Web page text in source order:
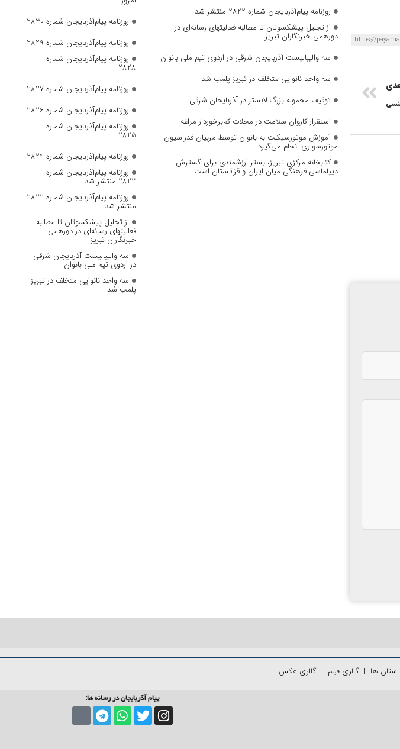
https://
روزنامه پیام‌آذربایجان شماره 2822 منتشر شد
از تجلیل پیشکسوتان تا مطالبه فعالیتهای رسانه‌ای در
دورهمی خبرنگاران تبریز
سه والیبالیست آذربایجان‌ شرقی در اردوی تیم ملی بانوان
سه واحد نانوایی متخلف در تبریز پلمب شد
توقیف محموله بزرگ لابستر در آذربایجان شرقی
استقرار کاروان سلامت در محلات کم‌برخوردار مراغه
آموزش موتورسیکلت به بانوان توسط مربیان فدراسیون
موتورسواری انجام می‌گیرد
کتابخانه مرکزی تبریز، بستر ارزشمندی برای گسترش
دیپلماسی فرهنگی میان ایران و قزاقستان است
روزنامه پیام‌آذربایجان شماره 2830
روزنامه پیام‌آذربایجان شماره 2829
روزنامه پیام‌آذربایجان شماره
2828
روزنامه پیام‌آذربایجان شماره 2827
روزنامه پیام‌آذربایجان شماره 2826
روزنامه پیام‌آذربایجان شماره
2825
روزنامه پیام‌آذربایجان شماره 2824
روزنامه پیام‌آذربایجان شماره
2823 منتشر شد
روزنامه پیام‌آذربایجان شماره 2822
منتشر شد
از تجلیل پیشکسوتان تا مطالبه
فعالیتهای رسانه‌ای در دورهمی
خبرنگاران تبریز
سه والیبالیست آذربایجان‌ شرقی
در اردوی تیم ملی بانوان
سه واحد نانوایی متخلف در تبریز
پلمب شد
استان ها | گالری فیلم | گالری عکس
پیام آذربایجان در رسانه ها: